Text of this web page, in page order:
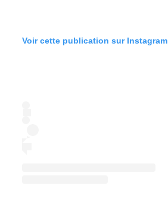
Voir cette publication sur Instagram